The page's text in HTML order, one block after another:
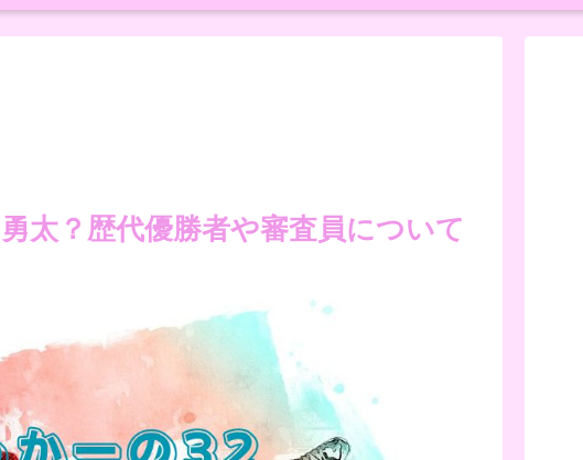
太？歴代優勝者や審査員について